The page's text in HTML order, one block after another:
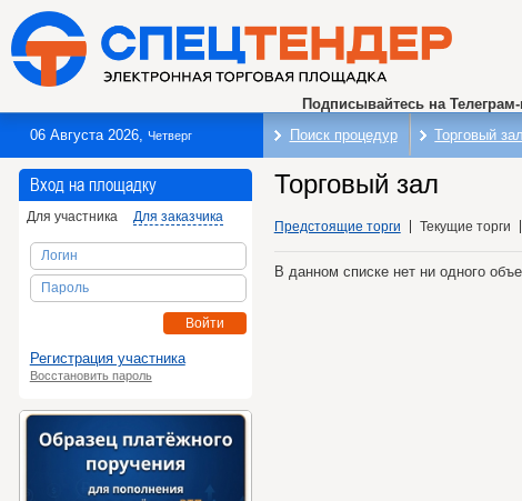
Подписывайтесь на
06 Августа 2026, Четверг Поиск процедур Торговый зал
Вход на площадку
Для участника Для заказчика
Логин
Пароль
Войти
Регистрация участника
Восстановить пароль
Торговый зал
Предстоящие торги Текущие торги
В данном списке нет ни одного